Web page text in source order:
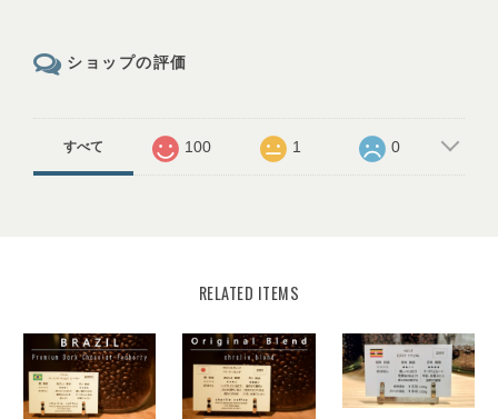
ショップの評価
すべて 100 1 0
RELATED ITEMS